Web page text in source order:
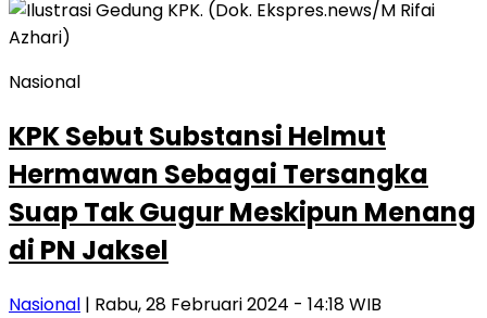
Nasional
KPK Sebut Substansi Helmut
Hermawan Sebagai Tersangka
Suap Tak Gugur Meskipun Menang
di PN Jaksel
Nasional | Rabu, 28 Februari 2024 - 14:18 WIB